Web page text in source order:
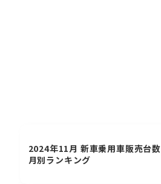
2024年11月 新車乗用車販売台数
月別ランキング